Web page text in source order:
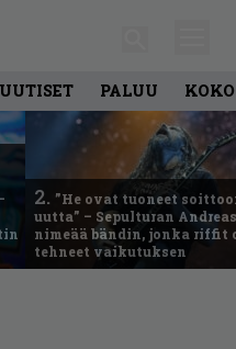
PALUU
2. ”He ovat tuoneet
uutta” – Sepulturan
nimeää bändin, jonka riffit
tehneet vaikutuksen